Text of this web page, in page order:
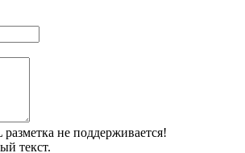
не поддерживается!
текст.